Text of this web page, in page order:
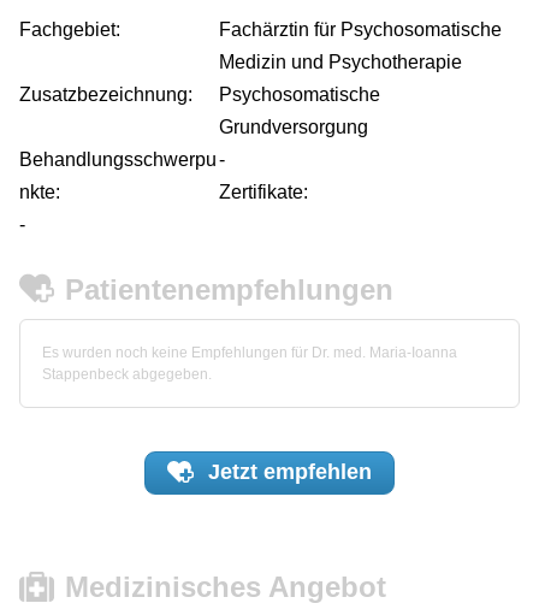
Fachgebiet:
Fachärztin für Psychosomatische
Medizin und Psychotherapie
Zusatzbezeichnung:
Psychosomatische
Grundversorgung
Behandlungsschwerpu
nkte:
-
Zertifikate:
-
Patientenempfehlungen
Es wurden noch keine Empfehlungen für Dr. med. Maria-Ioanna
Stappenbeck abgegeben.
Jetzt empfehlen
Medizinisches Angebot